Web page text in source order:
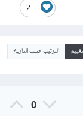
2
الترتيب حسب التاريخ
0